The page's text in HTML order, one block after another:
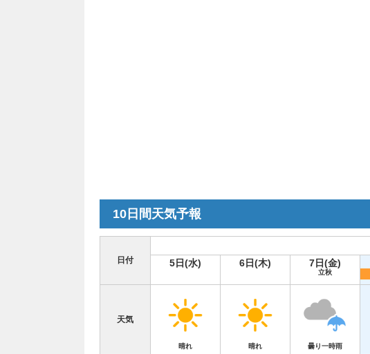
10日間天気予報
日付
5日(水)
6日(木) 7日(金)
立秋
天気
晴れ 晴れ 曇り一時雨